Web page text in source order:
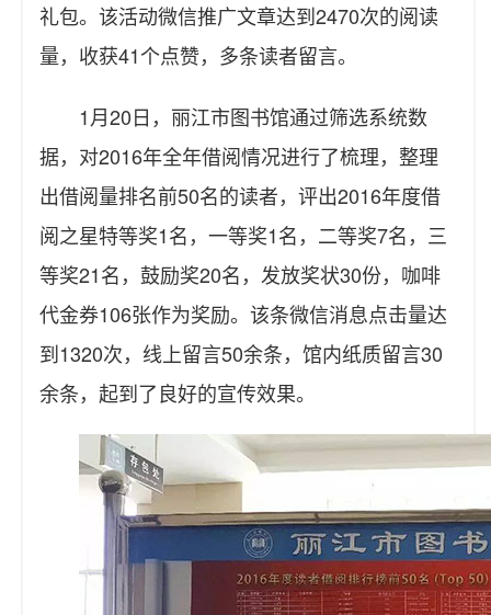
礼包。该活动微信推广文章达到2470次的阅读
量，收获41个点赞，多条读者留言。
1月20日，丽江市图书馆通过筛选系统数
据，对2016年全年借阅情况进行了梳理，整理
出借阅量排名前50名的读者，评出2016年度借
阅之星特等奖1名，一等奖1名，二等奖7名，三
等奖21名，鼓励奖20名，发放奖状30份，咖啡
代金券106张作为奖励。该条微信消息点击量达
到1320次，线上留言50余条，馆内纸质留言30
余条，起到了良好的宣传效果。